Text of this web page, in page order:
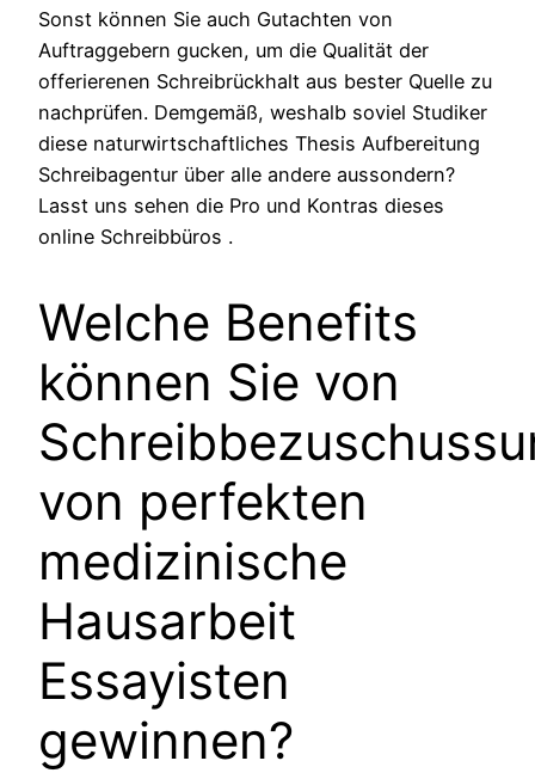
Sonst können Sie auch Gutachten von
Auftraggebern gucken, um die Qualität der
offerierenen Schreibrückhalt aus bester Quelle zu
nachprüfen. Demgemäß, weshalb soviel Studiker
diese naturwirtschaftliches Thesis Aufbereitung
Schreibagentur über alle andere aussondern?
Lasst uns sehen die Pro und Kontras dieses
online Schreibbüros .
Welche Benefits
können Sie von
von perfekten
medizinische
Hausarbeit
Essayisten
gewinnen?